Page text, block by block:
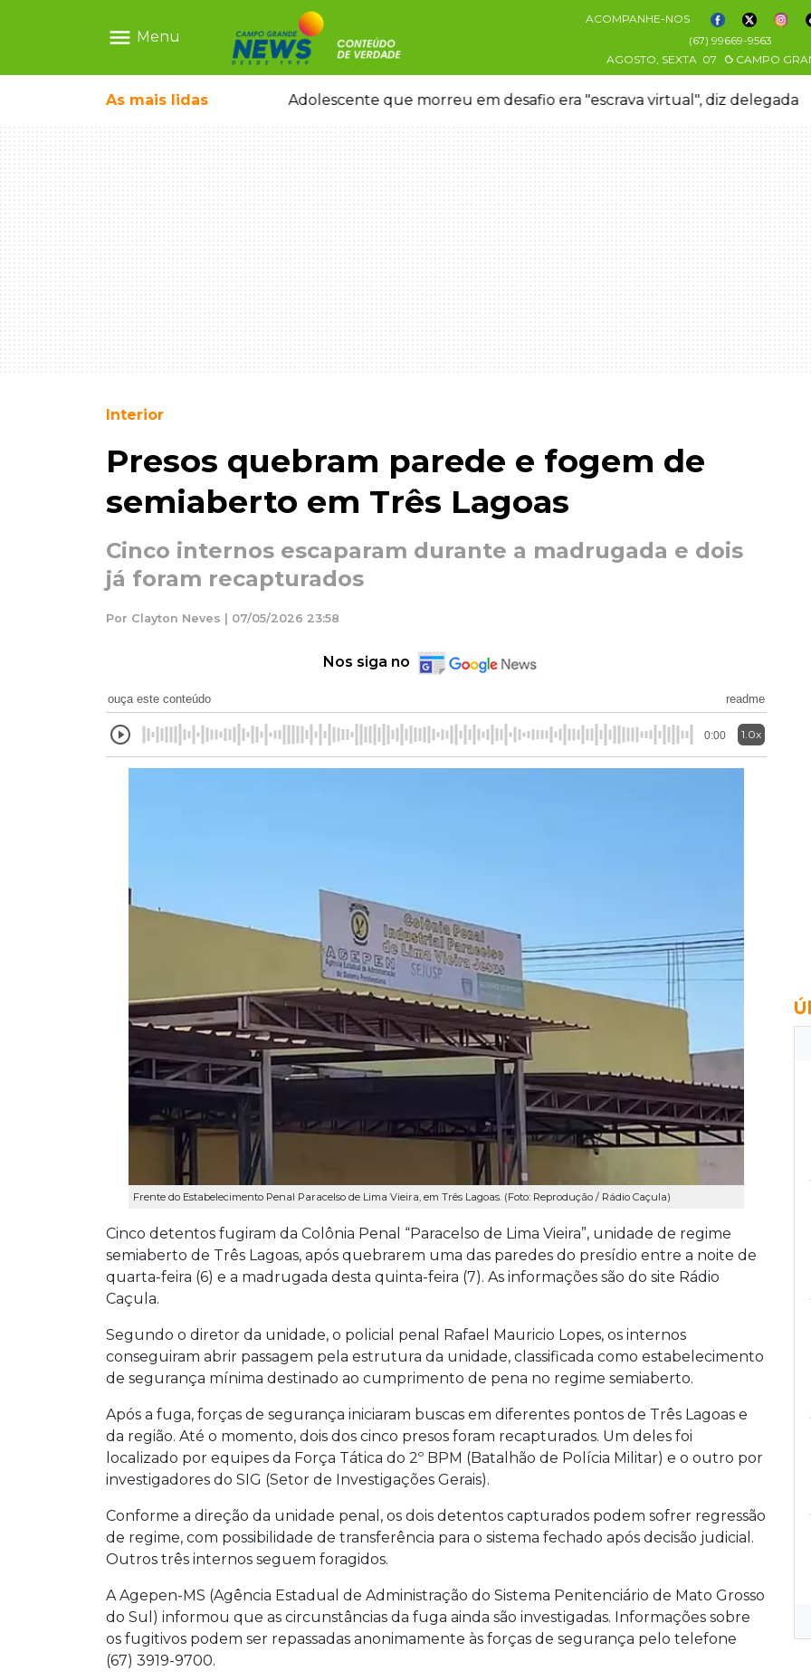
menu Menu
ACOMPANHE-NOS
(67) 99669-9563
AGOSTO, SEXTA 07 CAMPO
As mais lidas
temporal no interior Adolescente que morreu em desafio era "escrava virtual", diz delegada
Interior
Presos quebram parede e fogem de
semiaberto em Três Lagoas
Cinco internos escaparam durante a madrugada e dois
já foram recapturados
Por Clayton Neves | 07/05/2026 23:58
Nos siga no
ouça este conteúdo readme
0:00 1.0x
Frente do Estabelecimento Penal Paracelso de Lima Vieira, em Três Lagoas. (Foto: Reprodução / Rádio Caçula)
Cinco detentos fugiram da Colônia Penal “Paracelso de Lima Vieira”, unidade de regime
semiaberto de Três Lagoas, após quebrarem uma das paredes do presídio entre a noite de
quarta-feira (6) e a madrugada desta quinta-feira (7). As informações são do site Rádio
Caçula.
Segundo o diretor da unidade, o policial penal Rafael Mauricio Lopes, os internos
conseguiram abrir passagem pela estrutura da unidade, classificada como estabelecimento
de segurança mínima destinado ao cumprimento de pena no regime semiaberto.
Após a fuga, forças de segurança iniciaram buscas em diferentes pontos de Três Lagoas e
da região. Até o momento, dois dos cinco presos foram recapturados. Um deles foi
localizado por equipes da Força Tática do 2º BPM (Batalhão de Polícia Militar) e o outro por
investigadores do SIG (Setor de Investigações Gerais).
Conforme a direção da unidade penal, os dois detentos capturados podem sofrer regressão
de regime, com possibilidade de transferência para o sistema fechado após decisão judicial.
Outros três internos seguem foragidos.
A Agepen-MS (Agência Estadual de Administração do Sistema Penitenciário de Mato Grosso
do Sul) informou que as circunstâncias da fuga ainda são investigadas. Informações sobre
os fugitivos podem ser repassadas anonimamente às forças de segurança pelo telefone
(67) 3919-9700.